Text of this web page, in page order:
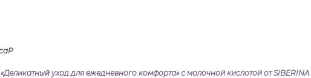
уход для ежедневного комфорта» с молочной кислотой от SIBERINA.